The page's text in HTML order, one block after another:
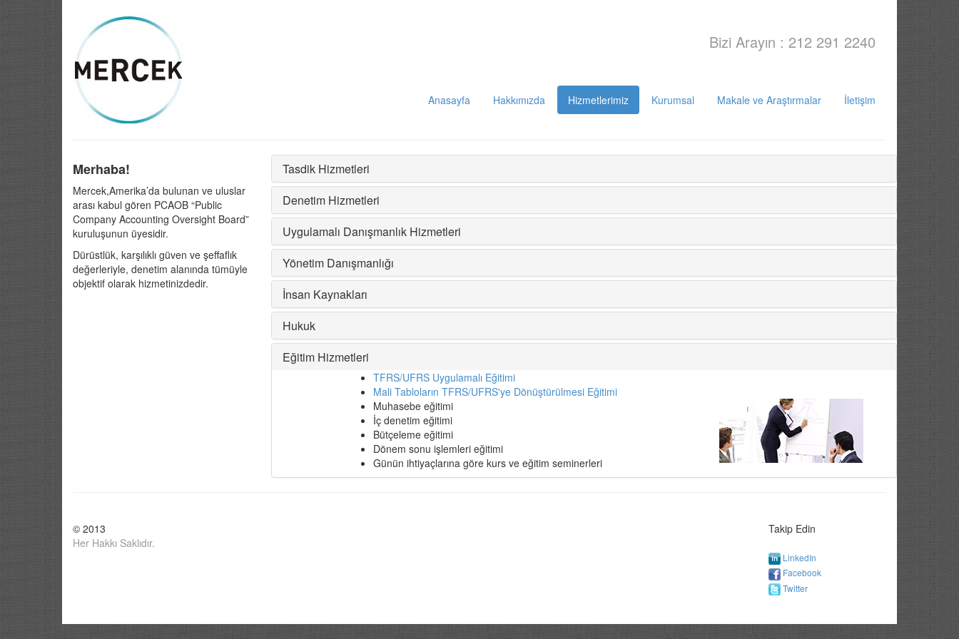
Bizi Arayın : 212 291 2240
Anasayfa Hakkımızda Hizmetlerimiz Kurumsal Makale ve Araştırmalar İletişim
Merhaba!
Mercek,Amerika’da bulunan ve uluslar
arası kabul gören PCAOB “Public
Company Accounting Oversight Board”
kuruluşunun üyesidir.
Dürüstlük, karşılıklı güven ve şeffaflık
değerleriyle, denetim alanında tümüyle
objektif olarak hizmetinizdedir.
Tasdik Hizmetleri
Denetim Hizmetleri
Uygulamalı Danışmanlık Hizmetleri
Yönetim Danışmanlığı
İnsan Kaynakları
Hukuk
Eğitim Hizmetleri
TFRS/UFRS Uygulamalı Eğitimi
Mali Tabloların TFRS/UFRS'ye Dönüştürülmesi Eğitimi
Muhasebe eğitimi
İç denetim eğitimi
Bütçeleme eğitimi
Dönem sonu işlemleri eğitimi
Günün ihtiyaçlarına göre kurs ve eğitim seminerleri
© 2013
Her Hakkı Saklıdır.
Takip Edin
LinkedIn
Facebook
Twitter